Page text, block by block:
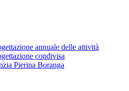
annuale delle attività
condivisa
Pierina Boranga